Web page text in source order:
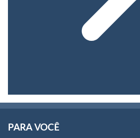
PARA VOCÊ